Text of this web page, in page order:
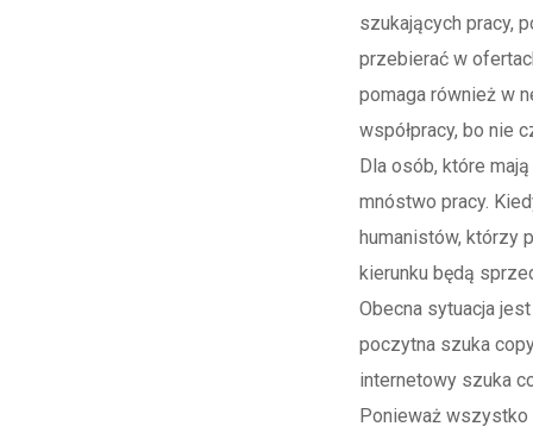
szukających pracy,
przebierać w
pomaga również w
współpracy, bo nie
Dla osób, które
mnóstwo pracy.
humanistów, którzy
kierunku będą
Obecna sytuacja jest
poczytna szuka
internetowy szuka
Ponieważ